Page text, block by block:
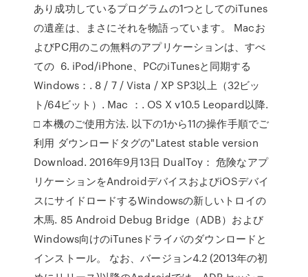
あり成功しているプログラムの1つとしてのiTunes
の遺産は、まさにそれを物語っています。 Macお
よびPC用のこの無料のアプリケーションは、すべ
ての 6. iPod/iPhone、PCのiTunesと同期する
Windows：. 8 / 7 / Vista / XP SP3以上（32ビッ
ト/64ビット）. Mac ：. OS X v10.5 Leopard以降.
□ 本機のご使用方法. 以下の1から11の操作手順でご
利用 ダウンロードタグの"Latest stable version
Download. 2016年9月13日 DualToy： 危険なアプ
リケーションをAndroidデバイスおよびiOSデバイ
スにサイドロードするWindowsの新しいトロイの
木馬. 85 Android Debug Bridge（ADB）および
Windows向けのiTunesドライバのダウンロードと
インストール。 なお、バージョン4.2 (2013年の初